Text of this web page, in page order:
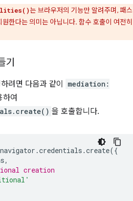
는 브라우저의 기능만 알려주며, 패스
한다는 의미는 아닙니다. 함수 호출이 여전히
기
려면 다음과 같이
mediation:
하여
을 호출합니다.
navigator .credentials .create({
,
creation